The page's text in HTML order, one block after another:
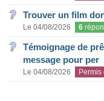
Trouver un film
Le 04/08/2026 6
Témoignage de
message pour per
Le 04/08/2026 Permis